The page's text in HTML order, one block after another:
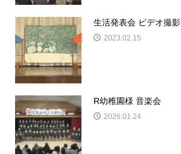
生活発表会 ビデオ撮影
2023.02.15
R幼稚園様 音楽会
2026.01.24